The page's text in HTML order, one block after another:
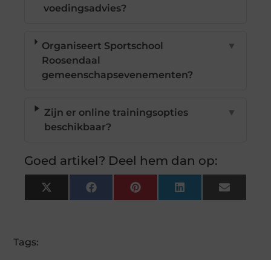
voedingsadvies?
Organiseert Sportschool
Roosendaal
gemeenschapsevenementen?
▼
Zijn er online trainingsopties
beschikbaar?
▼
Goed artikel? Deel hem dan op:
X
(Twitter)
FacebookPinterestLinkedInEmail
Tags: